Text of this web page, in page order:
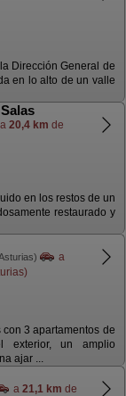
Dirección General de
en lo alto de un valle
a 20,4 km de
en los restos de un
restaurado y
a
3 apartamentos de
exterior, un amplio
ajar ...
a 21,1 km de